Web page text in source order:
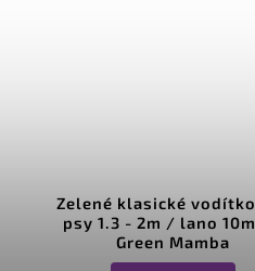
Zelené klasické
psy 1.3 - 2m / lano
Green Mamba